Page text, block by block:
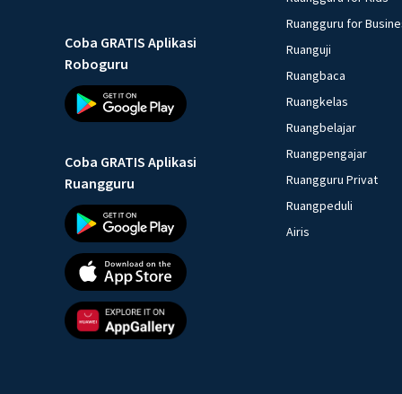
Coba GRATIS Aplikasi
Roboguru
Coba GRATIS Aplikasi
Ruangguru
Ruangguru for
Ruanguji
Ruangbaca
Ruangkelas
Ruangbelajar
Ruangpengajar
Ruangguru Privat
Ruangpeduli
Airis